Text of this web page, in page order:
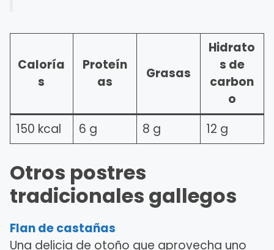
Caloría
s
Proteín
as
Grasas
Hidrato
s de
carbon
o
150 kcal
6 g 8 g 12 g
Otros postres
tradicionales gallegos
Flan de castañas
Una delicia de otoño que aprovecha uno